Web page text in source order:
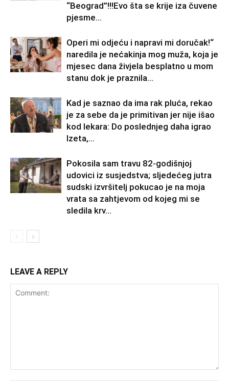
“Beograd”!!!Evo šta se krije iza čuvene
pjesme...
Operi mi odjeću i napravi mi doručak!“
naredila je nećakinja mog muža, koja je
mjesec dana živjela besplatno u mom
stanu dok je praznila...
Kad je saznao da ima rak pluća, rekao
je za sebe da je primitivan jer nije išao
kod lekara: Do poslednjeg daha igrao
Izeta,...
Pokosila sam travu 82-godišnjoj
udovici iz susjedstva; sljedećeg jutra
sudski izvršitelj pokucao je na moja
vrata sa zahtjevom od kojeg mi se
sledila krv...
LEAVE A REPLY